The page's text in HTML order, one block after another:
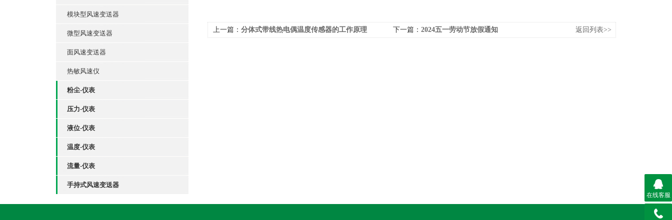
模块型风速变送器
微型风速变送器
面风速变送器
热敏风速仪
粉尘-仪表
压力-仪表
液位-仪表
温度-仪表
流量-仪表
手持式风速变送器
上一篇： 分体式带线热电偶温度传感器的工作原理 下一篇： 2024五一劳动节放假通知 返回列表>>
在线客服